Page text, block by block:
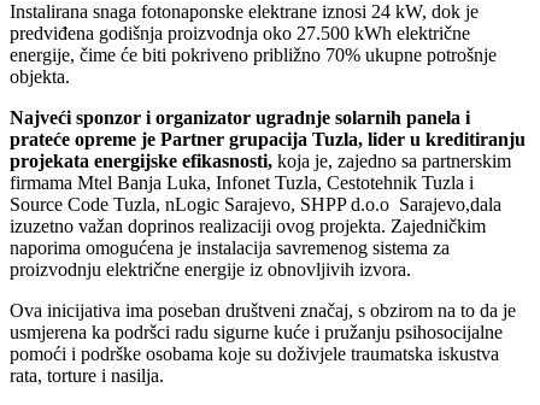
Instalirana snaga fotonaponske elektrane iznosi 24 kW, dok je
predviđena godišnja proizvodnja oko 27.500 kWh električne
energije, čime će biti pokriveno približno 70% ukupne potrošnje
objekta.
Najveći sponzor i organizator ugradnje solarnih panela i
prateće opreme je Partner grupacija Tuzla, lider u kreditiranju
projekata energijske efikasnosti, koja je, zajedno sa partnerskim
firmama Mtel Banja Luka, Infonet Tuzla, Cestotehnik Tuzla i
Source Code Tuzla, nLogic Sarajevo, SHPP d.o.o Sarajevo,dala
izuzetno važan doprinos realizaciji ovog projekta. Zajedničkim
naporima omogućena je instalacija savremenog sistema za
proizvodnju električne energije iz obnovljivih izvora.
Ova inicijativa ima poseban društveni značaj, s obzirom na to da je
usmjerena ka podršci radu sigurne kuće i pružanju psihosocijalne
pomoći i podrške osobama koje su doživjele traumatska iskustva
rata, torture i nasilja.